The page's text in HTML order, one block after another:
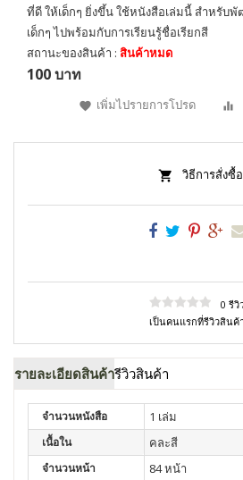
ที่ดี ให้เด็กๆ ยิ่งขึ้น ใช้หนังสือเล่มนี้ สำหรับ
เด็กๆ ไปพร้อมกับการเรียนรู้ชื่อเรียกสี
สถานะของสินค้า : สินค้าหมด
100 บาท
เพิ่มไปรายการโปรด
วิธีการสั่งซื้อ
0 รีวิ
เป็นคนแรกที่รีวิวสินค้
รายละเอียดสินค้ารีวิวสินค้า
จำนวนหนังสือ 1 เล่ม
เนื้อใน คละสี
จำนวนหน้า 84 หน้า